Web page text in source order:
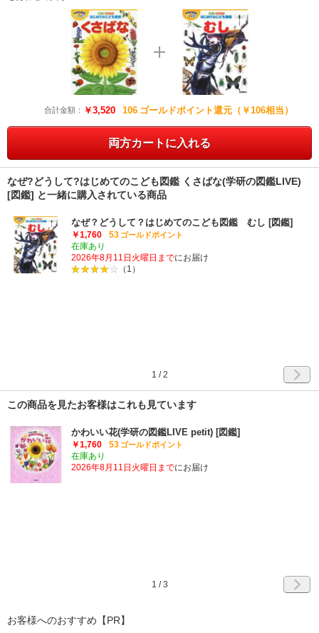
合計金額： ￥3,520 106 ゴールドポイント還元（￥106相当）
両方カートに入れる
なぜ?どうして?はじめてのこども図鑑 くさばな(学研の図鑑LIVE)
[図鑑] と一緒に購入されている商品
なぜ？どうして？はじめてのこども図鑑 むし [図鑑]
￥1,760 53 ゴールドポイント
在庫あり
2026年8月11日火曜日までにお届け
（1）
1 /2
この商品を見たお客様はこれも見ています
かわいい花(学研の図鑑LIVE petit) [図鑑]
￥1,760 53 ゴールドポイント
在庫あり
2026年8月11日火曜日までにお届け
1 /3
お客様へのおすすめ【PR】